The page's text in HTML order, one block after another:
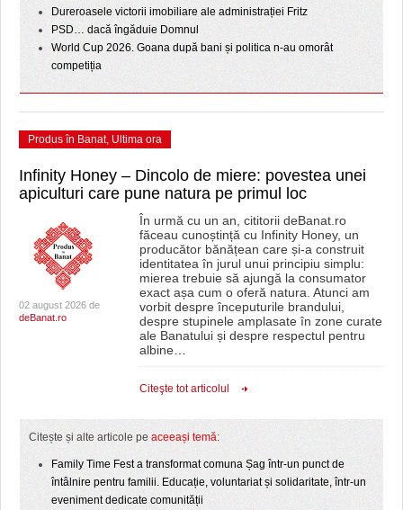
Dureroasele victorii imobiliare ale administrației Fritz
PSD… dacă îngăduie Domnul
World Cup 2026. Goana după bani și politica n-au omorât
competiția
Produs în Banat, Ultima ora
Infinity Honey – Dincolo de miere: povestea unei
apiculturi care pune natura pe primul loc
02 august 2026 de
deBanat.ro
În urmă cu un an, cititorii deBanat.ro
făceau cunoștință cu Infinity Honey, un
producător bănățean care și-a construit
identitatea în jurul unui principiu simplu:
mierea trebuie să ajungă la consumator
exact așa cum o oferă natura. Atunci am
vorbit despre începuturile brandului,
despre stupinele amplasate în zone curate
ale Banatului și despre respectul pentru
albine…
Citeşte tot articolul
Citește și alte articole pe aceeași temă:
Family Time Fest a transformat comuna Șag într-un punct de
întâlnire pentru familii. Educație, voluntariat și solidaritate, într-un
eveniment dedicate comunității